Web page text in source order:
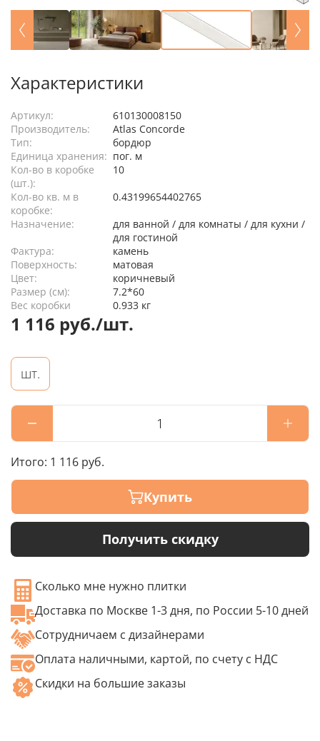
Характеристики
Артикул:
610130008150
Производитель:
Atlas Concorde
Тип:
бордюр
Единица хранения: пог. м
Кол-во в коробке
(шт.):
10
Кол-во кв. м в
коробке:
0.43199654402765
Назначение:
для ванной / для комнаты / для кухни /
для гостиной
Фактура:
камень
Поверхность:
матовая
Цвет:
коричневый
Размер (см):
7.2*60
Вес коробки
0.933 кг
1 116 руб./шт.
шт.
Итого: 1 116 руб.
Купить
Получить скидку
Сколько мне нужно плитки
Доставка по Москве 1-3 дня, по России 5-10 дней
Сотрудничаем с дизайнерами
Оплата наличными, картой, по счету с НДС
Скидки на большие заказы